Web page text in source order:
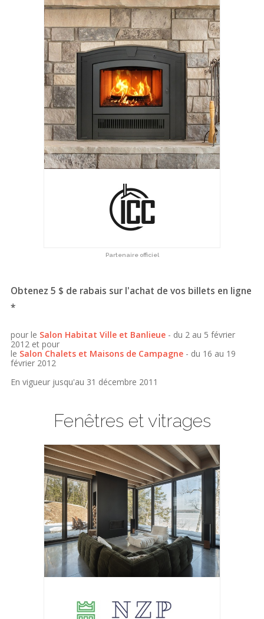
Partenaire officiel
Obtenez 5 $ de rabais sur l'achat de vos billets en ligne
*
pour le Salon Habitat Ville et Banlieue - du 2 au 5 février
2012 et pour
le Salon Chalets et Maisons de Campagne - du 16 au 19
février 2012
En vigueur jusqu'au 31 décembre 2011
Fenêtres et vitrages